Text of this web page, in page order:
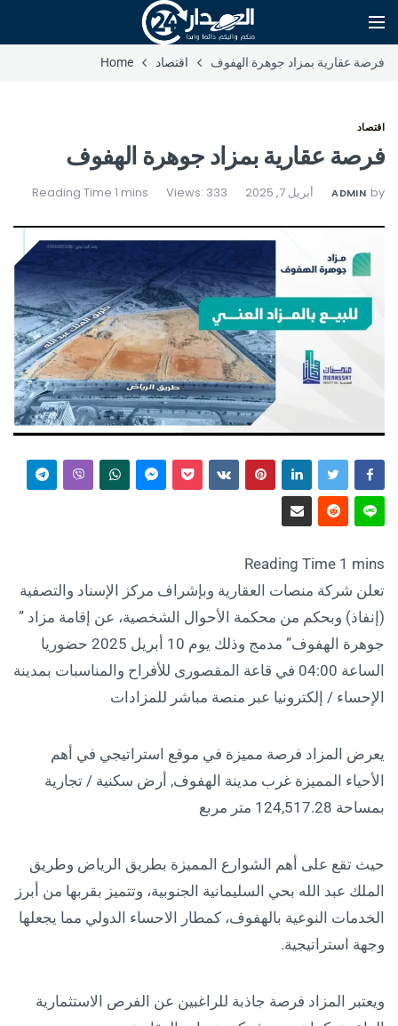
فرصة عقارية بمزاد جوهرة الهفوف اقتصاد Home
اقتصاد
فرصة عقارية بمزاد جوهرة الهفوف
by
ADMIN أبريل 7, 2025 Views: 333
تعلن شركة منصات العقارية وبإشراف مركز الإسناد والتصفية
(إنفاذ) وبحكم من محكمة الأحوال الشخصية، عن إقامة مزاد ”
جوهرة الهفوف” مدمج وذلك يوم 10 أبريل 2025 حضوريا
الساعة 04:00 في قاعة المقصورى للأفراح والمناسبات بمدينة
الإحساء / إلكترونيا عبر منصة مباشر للمزادات
يعرض المزاد فرصة مميزة في موقع استراتيجي في أهم
الأحياء المميزة غرب مدينة الهفوف, أرض سكنية / تجارية
بمساحة 124,517.28 متر مربع
حيث تقع على أهم الشوارع المميزة بطريق الرياض وطريق
الملك عبد الله بحي السليمانية الجنوبية، وتتميز بقربها من أبرز
الخدمات النوعية بالهفوف، كمطار الاحساء الدولي مما يجعلها
وجهة استراتيجية.
ويعتبر المزاد فرصة جاذبة للراغبين عن الفرص الاستثمارية